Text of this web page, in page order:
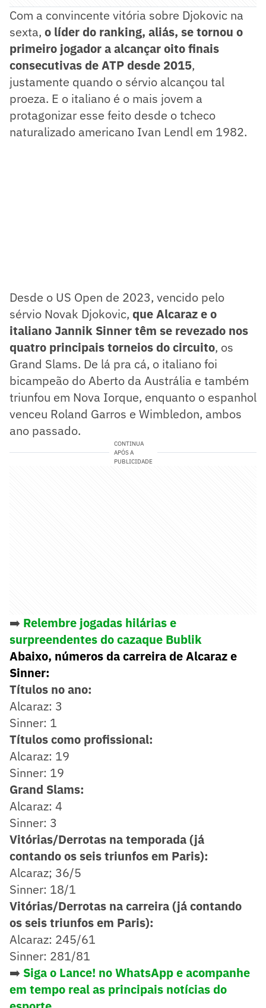
Com a convincente vitória sobre Djokovic na
sexta, o líder do ranking, aliás, se tornou o
primeiro jogador a alcançar oito finais
consecutivas de ATP desde 2015,
justamente quando o sérvio alcançou tal
proeza. E o italiano é o mais jovem a
protagonizar esse feito desde o tcheco
naturalizado americano Ivan Lendl em 1982.
Desde o US Open de 2023, vencido pelo
sérvio Novak Djokovic, que Alcaraz e o
italiano Jannik Sinner têm se revezado nos
quatro principais torneios do circuito, os
Grand Slams. De lá pra cá, o italiano foi
bicampeão do Aberto da Austrália e também
triunfou em Nova Iorque, enquanto o espanhol
venceu Roland Garros e Wimbledon, ambos
ano passado.
CONTINUA
APÓS A
PUBLICIDADE
➡️ Relembre jogadas hilárias e
surpreendentes do cazaque Bublik
Abaixo, números da carreira de Alcaraz e
Sinner:
Títulos no ano:
Alcaraz: 3
Sinner: 1
Títulos como profissional:
Alcaraz: 19
Sinner: 19
Grand Slams:
Alcaraz: 4
Sinner: 3
Vitórias/Derrotas na temporada (já
contando os seis triunfos em Paris):
Alcaraz; 36/5
Sinner: 18/1
Vitórias/Derrotas na carreira (já contando
os seis triunfos em Paris):
Alcaraz: 245/61
Sinner: 281/81
➡️ Siga o Lance! no WhatsApp e acompanhe
em tempo real as principais notícias do